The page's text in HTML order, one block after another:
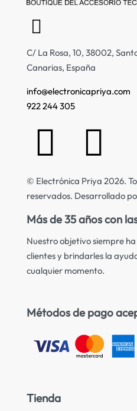
C/ La Rosa, 10, 38002,
Canarias, España
info@electronicapriya.com
922 244 305
© Electrónica Priya 2026.
reservados. Desarrollado
Más de 35 años con
Nuestro objetivo siempre
clientes y brindarles la
cualquier momento.
Métodos de pago
Tienda